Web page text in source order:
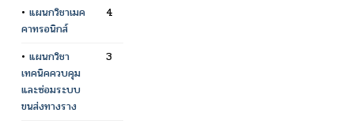
• แผนกวิชาเมค
คาทรอนิกส์
4
• แผนกวิชา
เทคนิคควบคุม
และซ่อมระบบ
ขนส่งทางราง
3